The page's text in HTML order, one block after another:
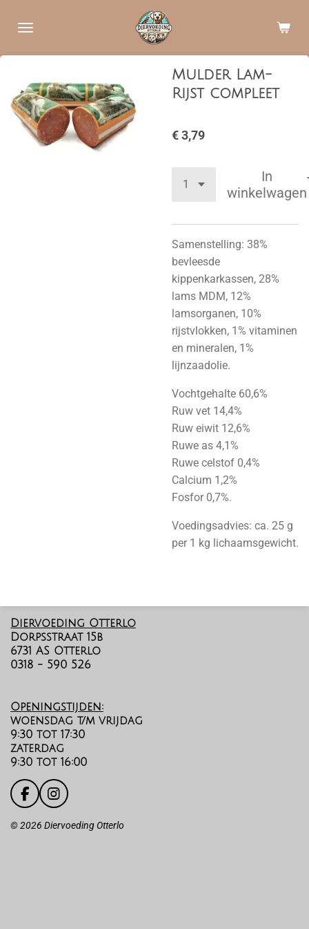
direct
hoofdinhoud
Mulder Lam-
Rijst compleet
€ 3,79
In
winkelwagen
Samenstelling: 38%
bevleesde
kippenkarkassen, 28%
lams MDM, 12%
lamsorganen, 10%
rijstvlokken, 1% vitaminen
en mineralen, 1%
lijnzaadolie.
Vochtgehalte 60,6%
Ruw vet 14,4%
Ruw eiwit 12,6%
Ruwe as 4,1%
Ruwe celstof 0,4%
Calcium 1,2%
Fosfor 0,7%.
Voedingsadvies: ca. 25 g
per 1 kg lichaamsgewicht.
Diervoeding Otterlo
Dorpsstraat 15b
6731 AS Otterlo
0318 - 590 526
Openingstijden:
woensdag t/m vrijdag
9:30 tot 17:30
zaterdag
9:30 tot 16:00
F
a
c
I
n
s
©️2026 Diervoeding Otterlo